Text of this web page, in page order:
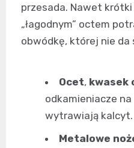
przesada. Nawet
„łagodnym” octem
obwódkę, której nie da
Ocet, kwasek
odkamieniacze
wytrawiają kalcyt.
Metalowe